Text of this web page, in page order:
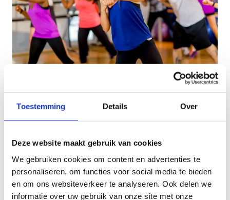
Toestemming Details Over
Deze website maakt gebruik van cookies
We gebruiken cookies om content en advertenties te
personaliseren, om functies voor social media te bieden
en om ons websiteverkeer te analyseren. Ook delen we
informatie over uw gebruik van onze site met onze
We werken nog steeds veel van thuis uit. Tijdens
corona boden we digitale sportlessen aan, zodat je
Deze lessen zijn nog steeds beschikbaar en kan je
zelf volgen waar en wanneer het jou het best
uitkomt.
Neem deel aan de digitale sportlessen